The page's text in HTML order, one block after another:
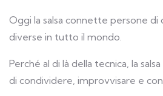
Oggi la salsa connette persone di
diverse in tutto il mondo.
Perché al di là della tecnica, la
di condividere, improvvisare e